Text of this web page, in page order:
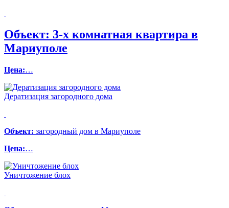
Объект: 3-х комнатная квартира в
Мариуполе
Цена:…
Дератизация загородного дома
Объект: загородный дом в Мариуполе
Цена:…
Уничтожение блох